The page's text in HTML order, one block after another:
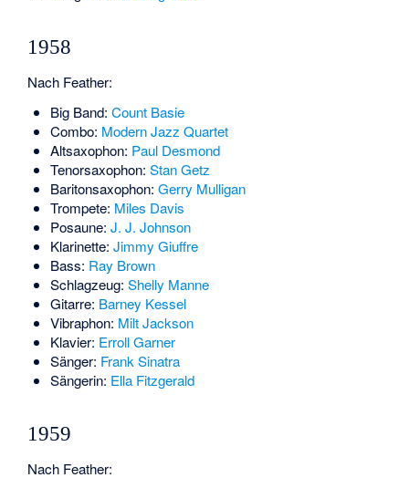
1958
Nach Feather:
Big Band: Count Basie
Combo: Modern Jazz Quartet
Altsaxophon: Paul Desmond
Tenorsaxophon: Stan Getz
Baritonsaxophon: Gerry Mulligan
Trompete: Miles Davis
Posaune: J. J. Johnson
Klarinette: Jimmy Giuffre
Bass: Ray Brown
Schlagzeug: Shelly Manne
Gitarre: Barney Kessel
Vibraphon: Milt Jackson
Klavier: Erroll Garner
Sänger: Frank Sinatra
Sängerin: Ella Fitzgerald
1959
Nach Feather: